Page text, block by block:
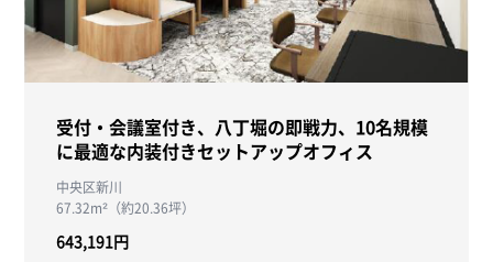
受付・会議室付き、八丁堀の即戦力、10名規模
に最適な内装付きセットアップオフィス
中央区新川
67.32m²（約20.36坪）
643,191円